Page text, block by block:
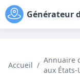
Générateur
Accueil /
Annuaire
aux États-